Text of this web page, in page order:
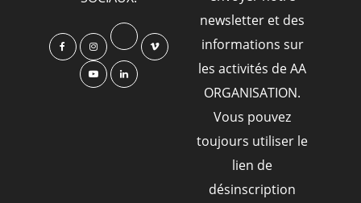
newsletter et des
informations sur
les activités de AA
ORGANISATION.
Vous pouvez
toujours utiliser le
lien de
désinscription